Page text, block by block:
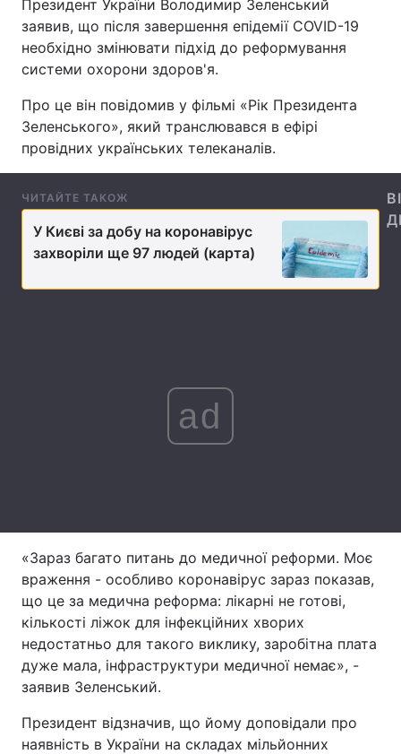
Україна Політика
Економіка Світ
Спорт Наука
Техно і зв'язок Лайт
Цікавинки Погода
Статті
Думки
Послуги
Тема оформлення
Президент України Володимир Зеленський
заявив, що після завершення епідемії COVID-19
необхідно змінювати підхід до реформування
системи охорони здоров'я.
Про це він повідомив у фільмі «Рік Президента
Зеленського», який транслювався в ефірі
провідних українських телеканалів.
ЧИТАЙТЕ ТАКОЖ
У Києві за добу на коронавірус
захворіли ще 97 людей (карта)
ad
«Зараз багато питань до медичної реформи. Моє
враження - особливо коронавірус зараз показав,
що це за медична реформа: лікарні не готові,
кількості ліжок для інфекційних хворих
недостатньо для такого виклику, заробітна плата
дуже мала, інфраструктури медичної немає», -
заявив Зеленський.
Президент відзначив, що йому доповідали про
наявність в України на складах мільйонних